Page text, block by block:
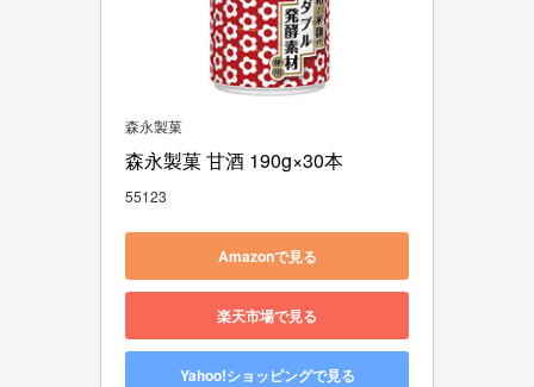
森永製菓
森永製菓 甘酒 190g×30本
55123
Amazonで見る
楽天市場で見る
Yahoo!ショッピングで見る